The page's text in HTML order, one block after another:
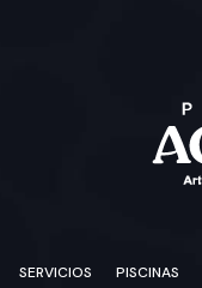
SERVICIOS PISCINAS